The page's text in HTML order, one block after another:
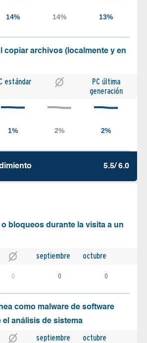
copiar archivos (localmente y en
estándar
PC última
generación
5.5/ 6.0
o bloqueos durante la visita a un
septiembre octubre
0 0 0
como malware de software
análisis de sistema
septiembre octubre